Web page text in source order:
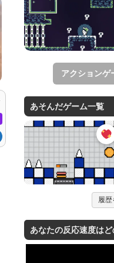
アクションゲ
あそんだゲーム一覧
履歴
あなたの反応速度はど